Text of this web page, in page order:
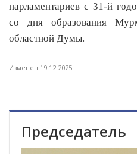
парламентариев с 31-й
со дня образования
областной Думы.
Изменен 19.12.2025
Председатель